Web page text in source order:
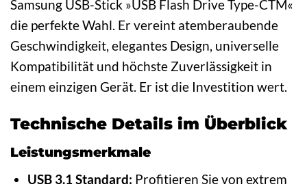
Samsung USB-Stick »USB Flash Drive Type-CTM«
die perfekte Wahl. Er vereint atemberaubende
Geschwindigkeit, elegantes Design, universelle
Kompatibilität und höchste Zuverlässigkeit in
einem einzigen Gerät. Er ist die Investition wert.
Technische Details im Überblick
Leistungsmerkmale
USB 3.1 Standard: Profitieren Sie von extrem